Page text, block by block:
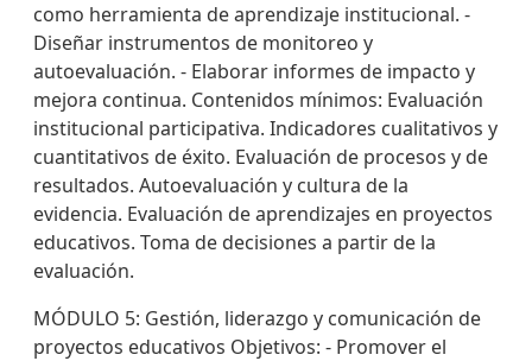
como herramienta de aprendizaje institucional. -
Diseñar instrumentos de monitoreo y
autoevaluación. - Elaborar informes de impacto y
mejora continua. Contenidos mínimos: Evaluación
institucional participativa. Indicadores cualitativos y
cuantitativos de éxito. Evaluación de procesos y de
resultados. Autoevaluación y cultura de la
evidencia. Evaluación de aprendizajes en proyectos
educativos. Toma de decisiones a partir de la
evaluación.
MÓDULO 5: Gestión, liderazgo y comunicación de
proyectos educativos Objetivos: - Promover el